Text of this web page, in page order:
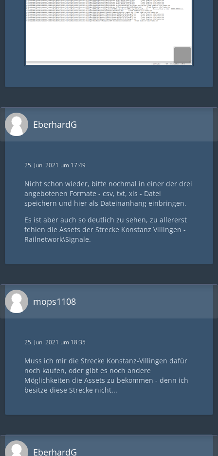
EberhardG
25. Juni 2021 um 17:49
Nicht schon wieder, bitte nochmal in einer der drei
angebotenen Formate - csv, txt, xls - Datei
speichern und hier als Dateinanhang einbringen.
Es ist aber auch so deutlich zu sehen, zu allererst
fehlen die Assets der Strecke Konstanz Villingen -
Railnetwork\Signale.
mops1108
25. Juni 2021 um 18:35
Muss ich mir die Strecke Konstanz-Villingen dafür
noch kaufen, oder gibt es noch andere
Möglichkeiten die Assets zu bekommen - denn ich
besitze diese Strecke nicht...
EberhardG